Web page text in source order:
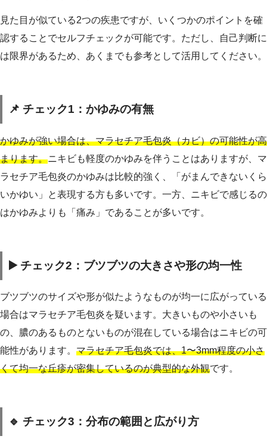
見た目が似ている2つの疾患ですが、いくつかのポイントを確
認することでセルフチェックが可能です。ただし、自己判断に
は限界があるため、あくまでも参考として活用してください。
📌 チェック1：かゆみの有無
かゆみが強い場合は、マラセチア毛包炎（カビ）の可能性が高
まります。ニキビも軽度のかゆみを伴うことはありますが、マ
ラセチア毛包炎のかゆみは比較的強く、「がまんできないくら
いかゆい」と表現する方も多いです。一方、ニキビで感じるの
はかゆみよりも「痛み」であることが多いです。
▶️ チェック2：ブツブツの大きさや形の均一性
ブツブツのサイズや形が似たようなものが均一に広がっている
場合はマラセチア毛包炎を疑います。大きいものや小さいも
の、膿のあるものとないものが混在している場合はニキビの可
能性があります。 マラセチア毛包炎では、1〜3mm程度の小さ
くて均一な丘疹が密集しているのが典型的な外観です。
🔹 チェック3：分布の範囲と広がり方